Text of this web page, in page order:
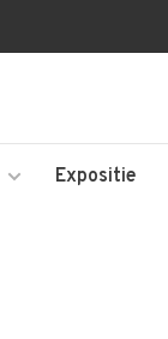
Expositie